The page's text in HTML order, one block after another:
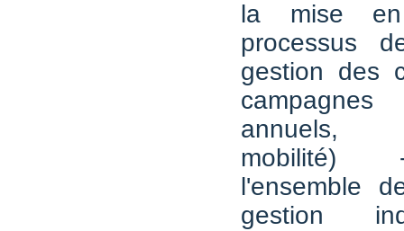
la mise
processus
gestion des
annuels,
mobilité)
l'ensemble
gestion